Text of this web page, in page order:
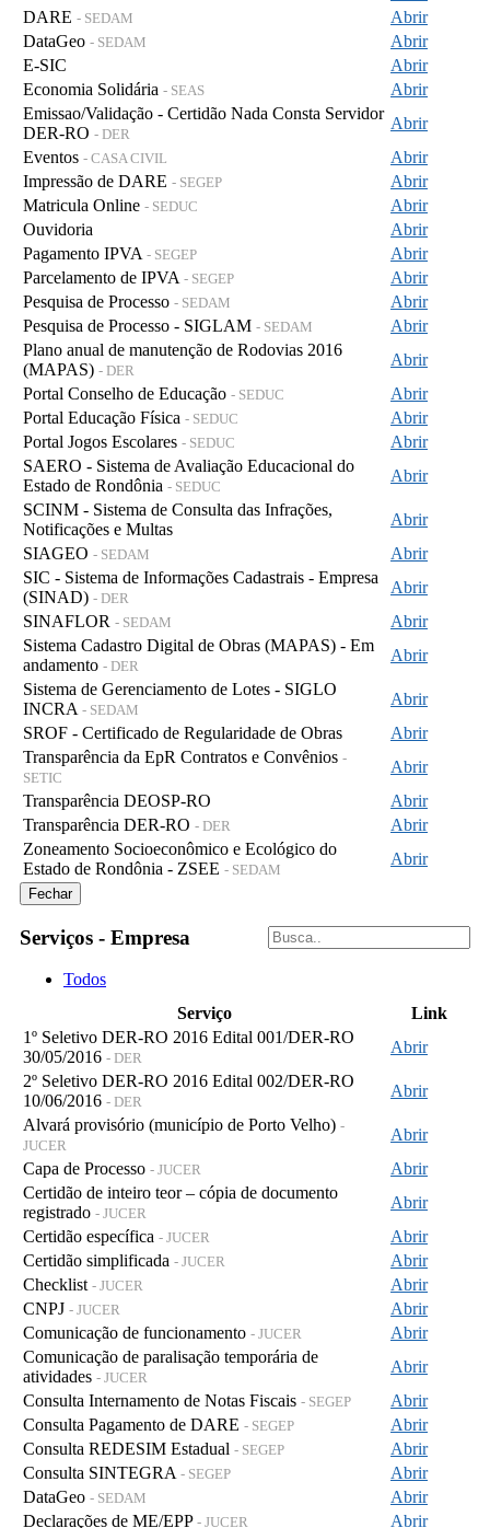
DARE - SEDAM
Abrir
DataGeo - SEDAM
Abrir
E-SIC
Abrir
Economia Solidária - SEAS
Abrir
Emissao/Validação - Certidão Nada Consta Servidor
DER-RO - DER
Abrir
Eventos - CASA CIVIL
Abrir
Impressão de DARE - SEGEP
Abrir
Matricula Online - SEDUC
Abrir
Ouvidoria
Abrir
Pagamento IPVA - SEGEP
Abrir
Parcelamento de IPVA - SEGEP
Abrir
Pesquisa de Processo - SEDAM
Abrir
Pesquisa de Processo - SIGLAM - SEDAM
Abrir
Plano anual de manutenção de Rodovias 2016
(MAPAS) - DER
Abrir
Portal Conselho de Educação - SEDUC
Abrir
Portal Educação Física - SEDUC
Abrir
Portal Jogos Escolares - SEDUC
Abrir
SAERO - Sistema de Avaliação Educacional do
Estado de Rondônia - SEDUC
Abrir
SCINM - Sistema de Consulta das Infrações,
Notificações e Multas
Abrir
SIAGEO - SEDAM
Abrir
SIC - Sistema de Informações Cadastrais - Empresa
(SINAD) - DER
Abrir
SINAFLOR - SEDAM
Abrir
Sistema Cadastro Digital de Obras (MAPAS) - Em
andamento - DER
Abrir
Sistema de Gerenciamento de Lotes - SIGLO
INCRA - SEDAM
Abrir
SROF - Certificado de Regularidade de Obras
Abrir
Transparência da EpR Contratos e Convênios -
SETIC
Abrir
Transparência DEOSP-RO
Abrir
Transparência DER-RO - DER
Abrir
Zoneamento Socioeconômico e Ecológico do
Estado de Rondônia - ZSEE - SEDAM
Abrir
Fechar
Serviços - Empresa
Todos
Serviço
Link
1º Seletivo DER-RO 2016 Edital 001/DER-RO
30/05/2016 - DER
Abrir
2º Seletivo DER-RO 2016 Edital 002/DER-RO
10/06/2016 - DER
Abrir
Alvará provisório (município de Porto Velho) -
JUCER
Abrir
Capa de Processo - JUCER
Abrir
Certidão de inteiro teor – cópia de documento
registrado - JUCER
Abrir
Certidão específica - JUCER
Abrir
Certidão simplificada - JUCER
Abrir
Checklist - JUCER
Abrir
CNPJ - JUCER
Abrir
Comunicação de funcionamento - JUCER
Abrir
Comunicação de paralisação temporária de
atividades - JUCER
Abrir
Consulta Internamento de Notas Fiscais - SEGEP
Abrir
Consulta Pagamento de DARE - SEGEP
Abrir
Consulta REDESIM Estadual - SEGEP
Abrir
Consulta SINTEGRA - SEGEP
Abrir
DataGeo - SEDAM
Abrir
Declarações de ME/EPP - JUCER Abrir